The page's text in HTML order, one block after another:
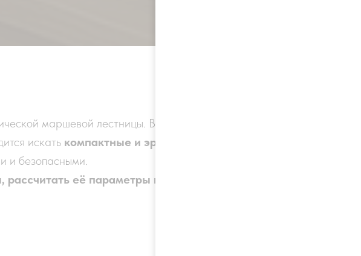
маршевой лестницы. В частных домах,
искать компактные и эргономичные
и безопасными.
её параметры и сделать её